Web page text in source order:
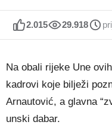
2.015 29.918
Na obali rijeke Une
kadrovi koje bilježi
Arnautović, a glavna
unski dabar.